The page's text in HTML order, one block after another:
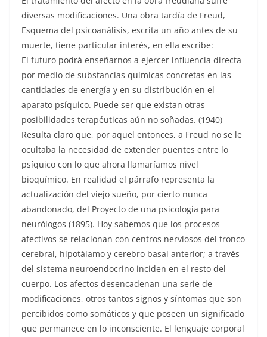
diversas modificaciones. Una obra tardía de Freud,
Esquema del psicoanálisis, escrita un año antes de su
muerte, tiene particular interés, en ella escribe:
El futuro podrá enseñarnos a ejercer influencia directa
por medio de substancias químicas concretas en las
cantidades de energía y en su distribución en el
aparato psíquico. Puede ser que existan otras
posibilidades terapéuticas aún no soñadas. (1940)
Resulta claro que, por aquel entonces, a Freud no se le
ocultaba la necesidad de extender puentes entre lo
psíquico con lo que ahora llamaríamos nivel
bioquímico. En realidad el párrafo representa la
actualización del viejo sueño, por cierto nunca
abandonado, del Proyecto de una psicología para
neurólogos (1895). Hoy sabemos que los procesos
afectivos se relacionan con centros nerviosos del tronco
cerebral, hipotálamo y cerebro basal anterior; a través
del sistema neuroendocrino inciden en el resto del
cuerpo. Los afectos desencadenan una serie de
modificaciones, otros tantos signos y síntomas que son
percibidos como somáticos y que poseen un significado
que permanece en lo inconsciente. El lenguaje corporal